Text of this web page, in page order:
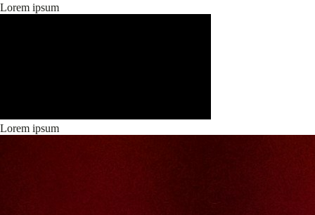
Lorem ipsum
Lorem ipsum